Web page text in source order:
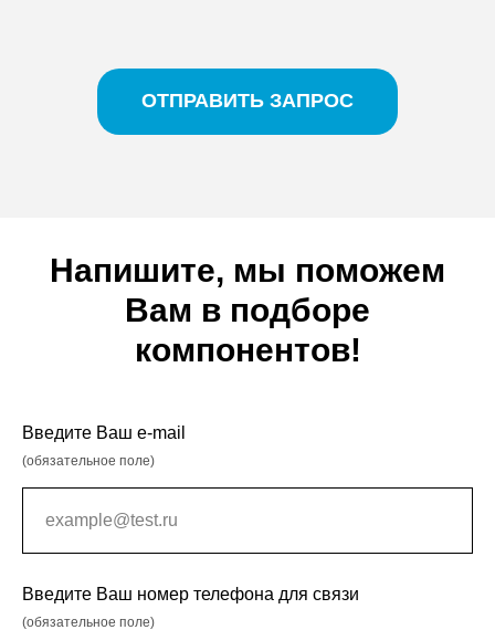
ОТПРАВИТЬ ЗАПРОС
Напишите, мы поможем
Вам в подборе
компонентов!
Введите Ваш e-mail
(обязательное поле)
Введите Ваш номер телефона для связи
(обязательное поле)